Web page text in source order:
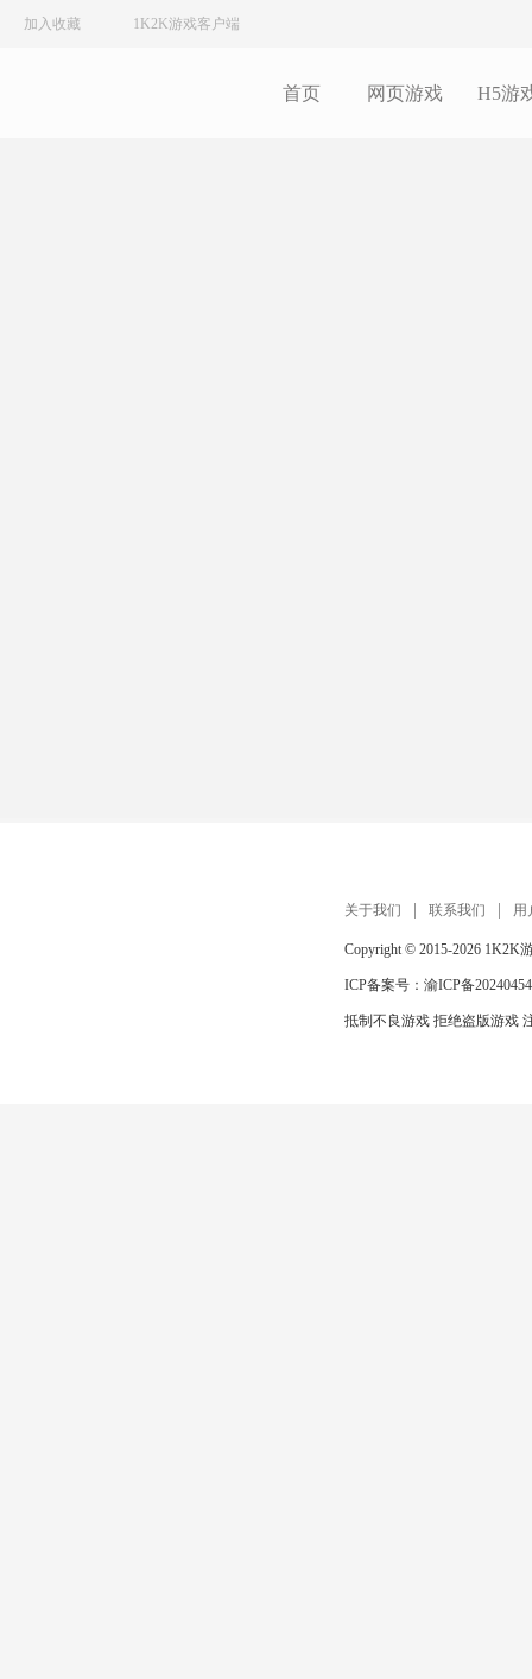
加入收藏 1K2K游戏客户端
首页 网页游戏 H5游
关于我们 联系我们 用
Copyright © 2015-2026 1K2K
ICP备案号： 渝ICP备
抵制不良游戏 拒绝盗版游戏